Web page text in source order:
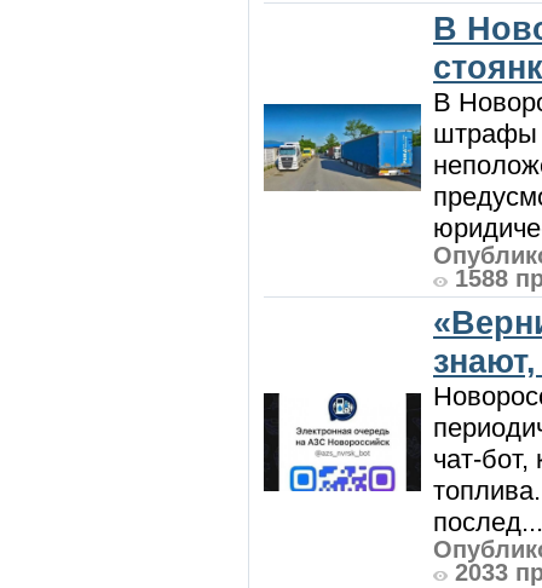
В
В
штрафы
1588
чат-
послед...
2033